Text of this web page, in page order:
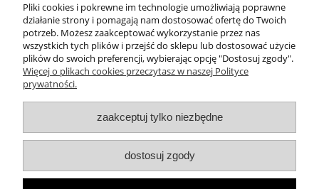
LEOBERT sp. z o.o. sp.k.
ul. Sandomierska 14
37-400 Nisko, Polska
kontakt@leobert.pl
Informacje
Zakupy
Pliki cookies i pokrewne im technologie umożliwiają poprawne
działanie strony i pomagają nam dostosować ofertę do Twoich
potrzeb. Możesz zaakceptować wykorzystanie przez nas
wszystkich tych plików i przejść do sklepu lub dostosować użycie
plików do swoich preferencji, wybierając opcję "Dostosuj zgody".
Więcej o plikach cookies przeczytasz w naszej Polityce
prywatności.
zaakceptuj tylko niezbędne
dostosuj zgody